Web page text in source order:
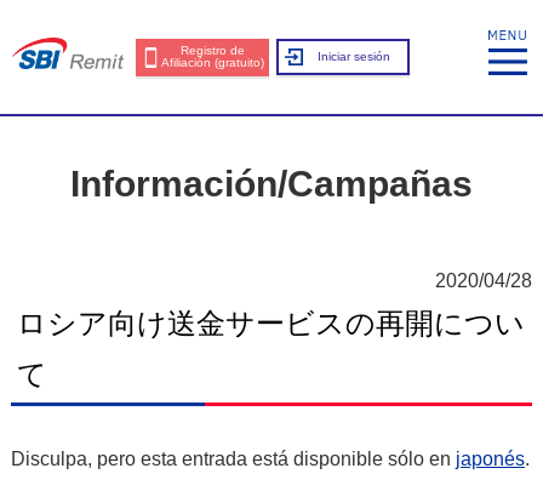
Registro de
Afiliación (gratuito)
Iniciar sesión
Información/Campañas
2020/04/28
ロシア向け送金サービスの再開につい
て
Disculpa, pero esta entrada está disponible sólo en japonés.